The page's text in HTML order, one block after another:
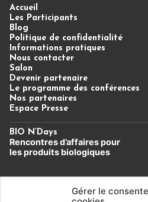
Gérer le
Accueil
Les Participants
Blog
Politique de confidentialité
Informations pratiques
Nous contacter
Salon
Devenir partenaire
Le programme des conférences
Nos partenaires
Espace Presse
BIO N’Days
Rencontres d’affairespour
les produits biologiques
Un évènement du Cluster Bio
Auvergne-Rhône-Alpes.